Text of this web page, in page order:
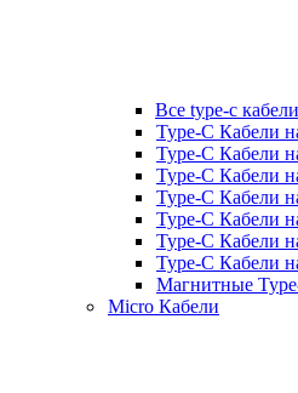
Все type-c кабели
Type-C Кабели
Type-C Кабели
Type-C Кабели
Type-C Кабели
Type-C Кабели
Type-C Кабели
Type-C Кабели
Магнитные
Micro Кабели